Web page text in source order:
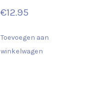
€12.95
Toevoegen aan
winkelwagen